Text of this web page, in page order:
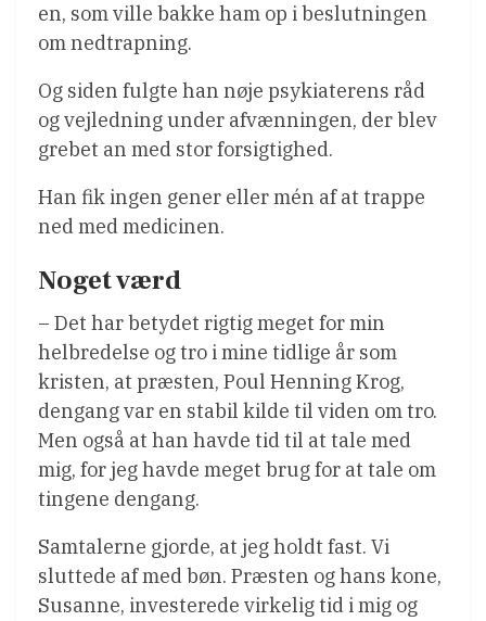
en, som ville bakke ham op i beslutningen
om nedtrapning.
Og siden fulgte han nøje psykiaterens råd
og vejledning under afvænningen, der blev
grebet an med stor forsigtighed.
Han fik ingen gener eller mén af at trappe
ned med medicinen.
Noget værd
– Det har betydet rigtig meget for min
helbredelse og tro i mine tidlige år som
kristen, at præsten, Poul Henning Krog,
dengang var en stabil kilde til viden om tro.
Men også at han havde tid til at tale med
mig, for jeg havde meget brug for at tale om
tingene dengang.
Samtalerne gjorde, at jeg holdt fast. Vi
sluttede af med bøn. Præsten og hans kone,
Susanne, investerede virkelig tid i mig og